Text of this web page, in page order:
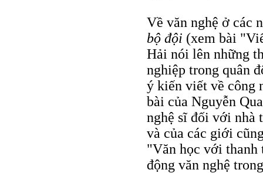
Về văn nghệ ở các
bộ đội (xem bài
Hải nói lên những
nghiệp trong quân
ý kiến viết về công
bài của Nguyễn
nghệ sĩ đối với
và của các giới
"Văn học với thanh
động văn nghệ